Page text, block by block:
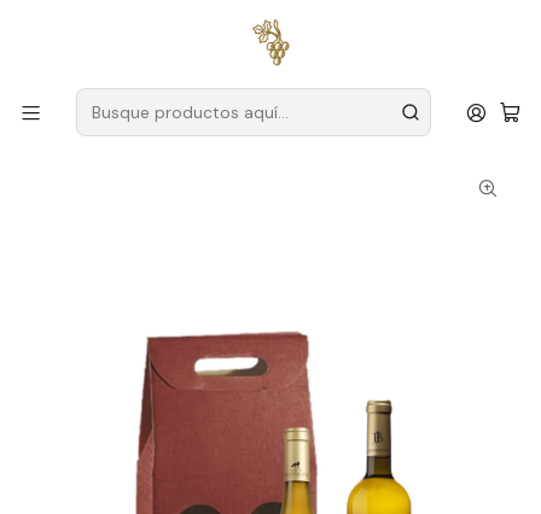
para pedidos superiores a
Cestas Gourmet Conjunto navideño n.º 7